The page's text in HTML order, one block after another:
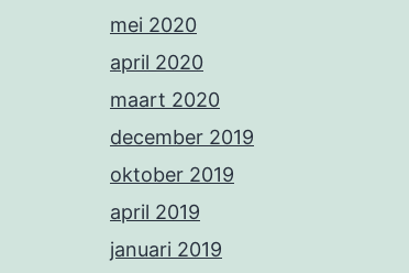
mei 2020
april 2020
maart 2020
december 2019
oktober 2019
april 2019
januari 2019